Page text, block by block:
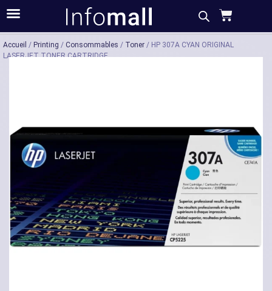
Acheter Description Caractéristiques
Accueil / Printing / Consommables / Toner / HP 307A CYAN ORIGINAL
LASERJET TONER CARTRIDGE